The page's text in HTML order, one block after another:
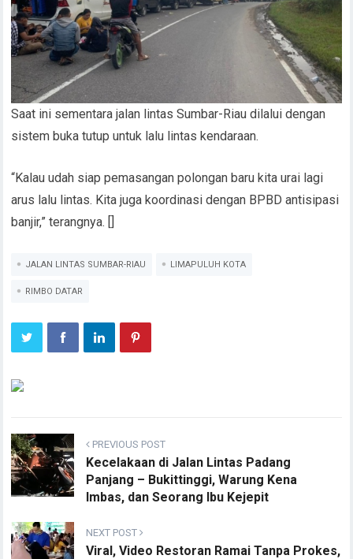
Saat ini sementara jalan lintas Sumbar-Riau dilalui dengan
sistem buka tutup untuk lalu lintas kendaraan.
“Kalau udah siap pemasangan polongan baru kita urai lagi
arus lalu lintas. Kita juga koordinasi dengan BPBD antisipasi
banjir,” terangnya. []
JALAN LINTAS SUMBAR-RIAU LIMAPULUH KOTA
RIMBO DATAR
PREVIOUS POST
Kecelakaan di Jalan Lintas Padang
Panjang – Bukittinggi, Warung Kena
Imbas, dan Seorang Ibu Kejepit
NEXT POST
Viral, Video Restoran Ramai Tanpa Prokes,